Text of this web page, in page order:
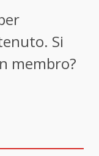
Si
membro?